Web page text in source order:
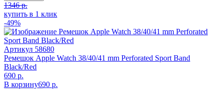
1346 р.
купить в 1 клик
-49%
Артикул 58680
Ремешок Apple Watch 38/40/41 mm Perforated Sport Band
Black/Red
690 р.
В корзину690 р.